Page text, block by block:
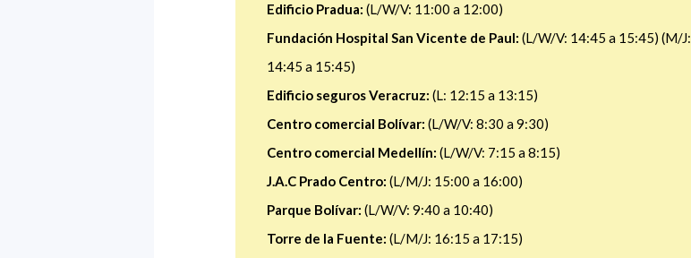
Edificio Pradua: (L/W/V: 11:00 a 12:00)
Fundación Hospital San Vicente de Paul: (L/W/V: 14:45 a 15:45) (M/J:
14:45 a 15:45)
Edificio seguros Veracruz: (L: 12:15 a 13:15)
Centro comercial Bolívar: (L/W/V: 8:30 a 9:30)
Centro comercial Medellín: (L/W/V: 7:15 a 8:15)
J.A.C Prado Centro: (L/M/J: 15:00 a 16:00)
Parque Bolívar: (L/W/V: 9:40 a 10:40)
Torre de la Fuente: (L/M/J: 16:15 a 17:15)